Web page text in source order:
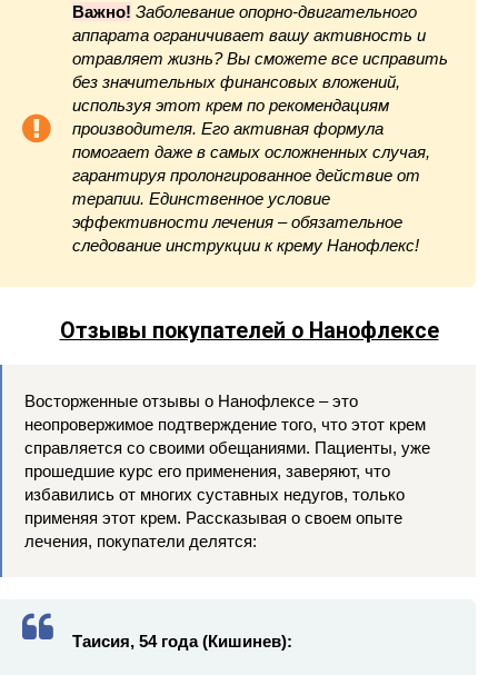
Важно! Заболевание опорно-двигательного
аппарата ограничивает вашу активность и
отравляет жизнь? Вы сможете все исправить
без значительных финансовых вложений,
используя этот крем по рекомендациям
производителя. Его активная формула
помогает даже в самых осложненных случая,
гарантируя пролонгированное действие от
терапии. Единственное условие
эффективности лечения – обязательное
следование инструкции к крему Нанофлекс!
Отзывы покупателей о Нанофлексе
Восторженные отзывы о Нанофлексе – это
неопровержимое подтверждение того, что этот крем
справляется со своими обещаниями. Пациенты, уже
прошедшие курс его применения, заверяют, что
избавились от многих суставных недугов, только
применяя этот крем. Рассказывая о своем опыте
лечения, покупатели делятся:
Таисия, 54 года (Кишинев):